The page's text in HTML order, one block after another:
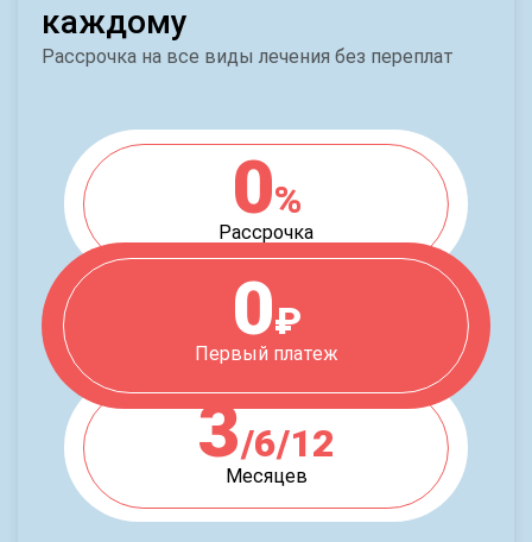
каждому
Рассрочка на все виды лечения без переплат
0%
Рассрочка
0₽
Первый платеж
3/6/12
Месяцев